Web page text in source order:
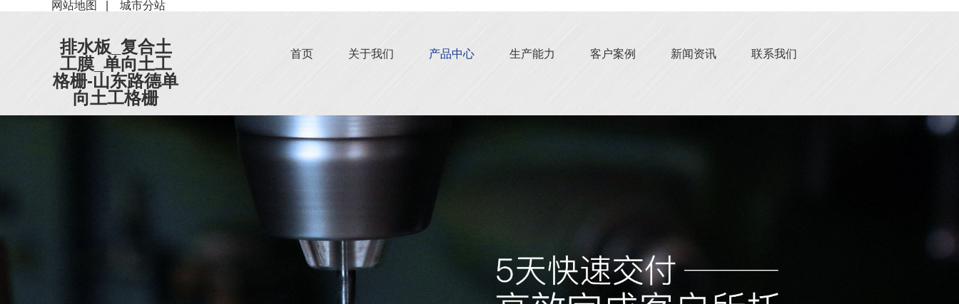
网站地图 城市分站
排水板_复合土
工膜_单向土工
格栅-山东路德单
向土工格栅
首页 关于我们 产品中心 生产能力 客户案例 新闻资讯 联系我们